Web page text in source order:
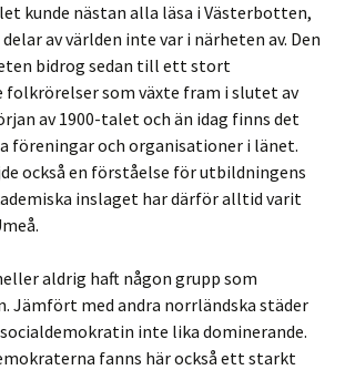
kunde nästan alla läsa i Västerbotten,
av världen inte var i närheten av. Den
bidrog sedan till ett stort
folkrörelser som växte fram i slutet av
av 1900-talet och än idag finns det
föreningar och organisationer i länet.
också en förståelse för utbildningens
inslaget har därför alltid varit
aldrig haft någon grupp som
Jämfört med andra norrländska städer
inte lika dominerande.
fanns här också ett starkt